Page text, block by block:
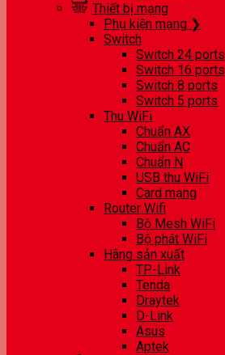
Thiết bị mạng
Phụ kiện mạng ❯
Switch
Switch 24 ports
Switch 16 ports
Switch 8 ports
Switch 5 ports
Thu WiFi
Chuẩn AX
Chuẩn AC
Chuẩn N
USB thu WiFi
Card mạng
Router Wifi
Bộ Mesh WiFi
Bộ phát WiFi
Hãng sản xuất
TP-Link
Tenda
Draytek
D-Link
Asus
Aptek